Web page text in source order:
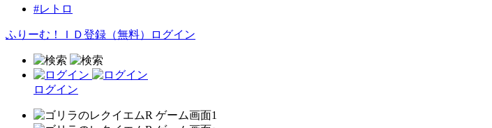
#レトロ
ふりーむ！ＩＤ登録（無料） ログイン
ログイン